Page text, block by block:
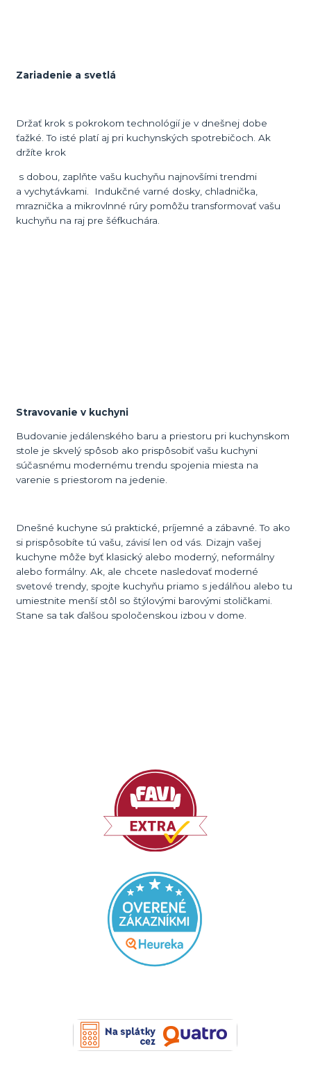
Zariadenie a svetlá
Držať krok s pokrokom technológií je v dnešnej dobe
ťažké. To isté platí aj pri kuchynských spotrebičoch. Ak
držíte krok
s dobou, zaplňte vašu kuchyňu najnovšími trendmi
a vychytávkami. Indukčné varné dosky, chladnička,
mraznička a mikrovlnné rúry pomôžu transformovať vašu
kuchyňu na raj pre šéfkuchára.
Stravovanie v kuchyni
Budovanie jedálenského baru a priestoru pri kuchynskom
stole je skvelý spôsob ako prispôsobiť vašu kuchyni
súčasnému modernému trendu spojenia miesta na
varenie s priestorom na jedenie.
Dnešné kuchyne sú praktické, príjemné a zábavné. To ako
si prispôsobíte tú vašu, závisí len od vás. Dizajn vašej
kuchyne môže byť klasický alebo moderný, neformálny
alebo formálny. Ak, ale chcete nasledovať moderné
svetové trendy, spojte kuchyňu priamo s jedálňou alebo tu
umiestnite menší stôl so štýlovými barovými stoličkami.
Stane sa tak ďalšou spoločenskou izbou v dome.